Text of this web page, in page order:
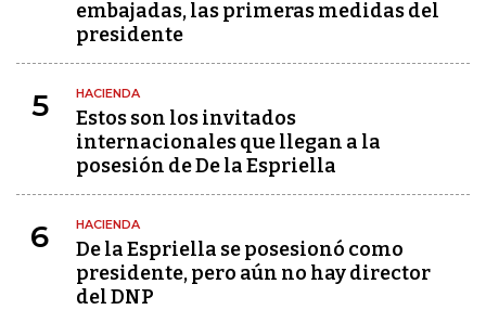
embajadas, las primeras medidas del
presidente
5 HACIENDA
Estos son los invitados
internacionales que llegan a la
posesión de De la Espriella
6 HACIENDA
De la Espriella se posesionó como
presidente, pero aún no hay director
del DNP